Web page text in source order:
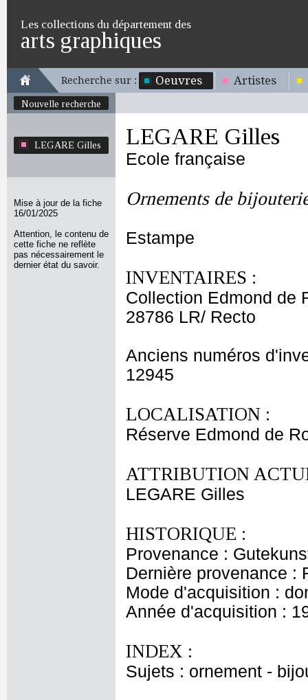
Les collections du département des
arts graphiques
Recherche sur : Oeuvres Artistes
Nouvelle recherche
LEGARE Gilles
Mise à jour de la fiche
16/01/2025
Attention, le contenu de
cette fiche ne reflète
pas nécessairement le
dernier état du savoir.
LEGARE Gilles
Ecole française
Ornements de
Estampe
INVENTAIRES :
Collection Edmond de
28786 LR/ Recto
Anciens numéros
12945
LOCALISATION :
Réserve Edmond de
ATTRIBUTION
LEGARE Gilles
HISTORIQUE :
Provenance :
Dernière provenance :
Mode d'acquisition :
Année d'acquisition :
INDEX :
Sujets : ornement -